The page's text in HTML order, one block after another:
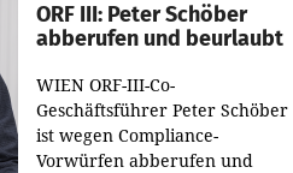
ORF III: Peter Schöber
abberufen und beurlaubt
WIEN ORF-III-Co-
Geschäftsführer Peter Schöber
ist wegen Compliance-
Vorwürfen abberufen und